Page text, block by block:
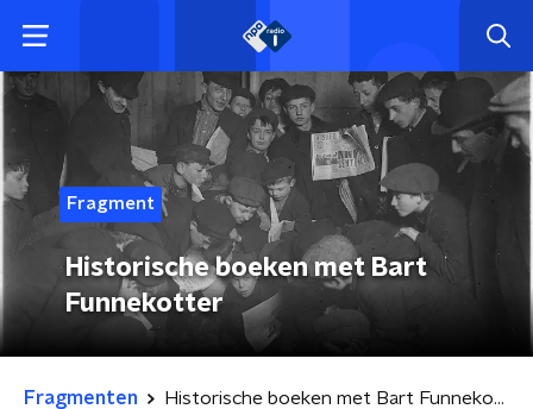
Fragment
Historische boeken met Bart
Funnekotter
Fragmenten Historische boeken met Bart Funnekotter